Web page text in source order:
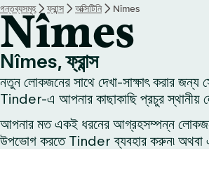
হো
ম
গন্তব্যসমূহ ফ্রান্স অক্সিটিনি Nîmes
Nîmes
Nîmes, ফ্রান্স
নতুন লোকজনের সাথে দেখা-সাক্ষাৎ করার
Tinder-এ আপনার কাছাকাছি প্রচুর স্থানীয়
আপনার মত একই ধরনের আগ্রহসম্পন্ন
উপভোগ করতে Tinder ব্যবহার করুন৷ অথবা